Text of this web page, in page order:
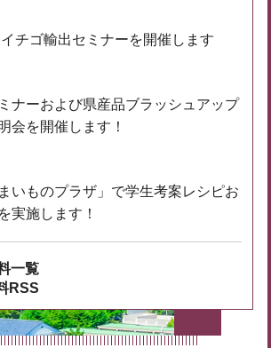
チゴ輸出セミナーを開催します
ナーおよび県産品ブラッシュアップ
会を開催します！
いものプラザ」で学生考案レシピお
実施します！
一覧
RSS